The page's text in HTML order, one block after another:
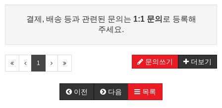
결제, 배송 등과 관련된 문의는 1:1 문의 로 등록해
주세요.
1 문의쓰기 더보기
이전 다음 목록